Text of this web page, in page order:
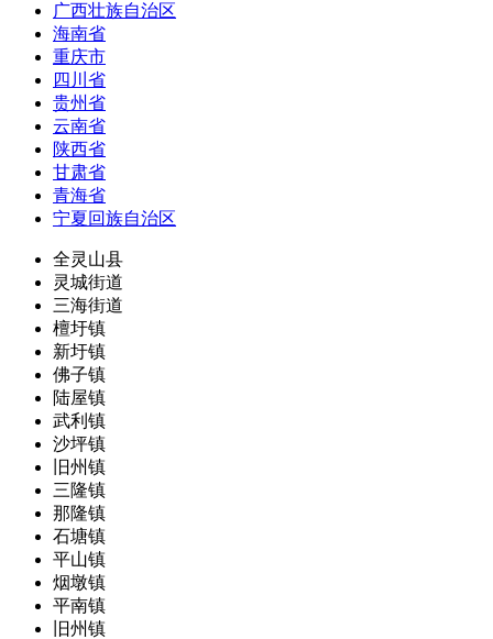
广西壮族自治区
海南省
重庆市
四川省
贵州省
云南省
陕西省
甘肃省
青海省
宁夏回族自治区
全灵山县
灵城街道
三海街道
檀圩镇
新圩镇
佛子镇
陆屋镇
武利镇
沙坪镇
旧州镇
三隆镇
那隆镇
石塘镇
平山镇
烟墩镇
平南镇
旧州镇